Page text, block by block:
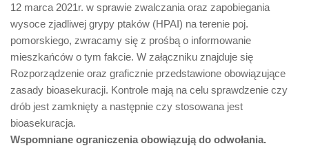
12 marca 2021r. w sprawie zwalczania oraz zapobiegania
wysoce zjadliwej grypy ptaków (HPAI) na terenie poj.
pomorskiego, zwracamy się z prośbą o informowanie
mieszkańców o tym fakcie. W załączniku znajduje się
Rozporządzenie oraz graficznie przedstawione obowiązujące
zasady bioasekuracji. Kontrole mają na celu sprawdzenie czy
drób jest zamknięty a następnie czy stosowana jest
bioasekuracja.
Wspomniane ograniczenia obowiązują do odwołania.